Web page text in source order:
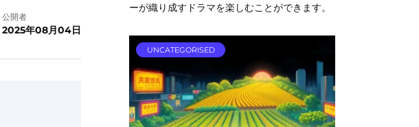
公開者
2025年08月04日
ーが織り成すドラマを楽しむことができます。
UNCATEGORISED